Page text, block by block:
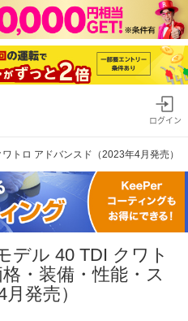
ログイン
トロ アドバンスド（2023年4月発売）
デル 40 TDI クワト
・装備・性能・ス
発売）